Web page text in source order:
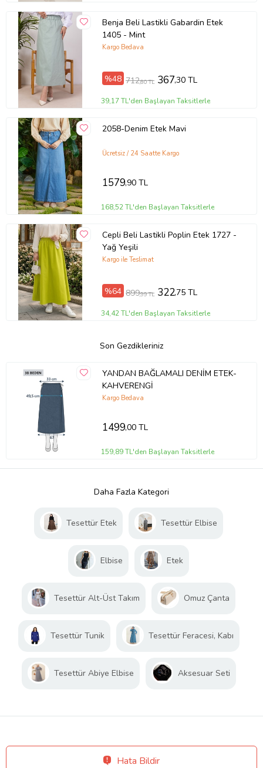
Benja Beli Lastikli Gabardin Etek
1405 - Mint
Kargo Bedava
%48 712,80 TL 367,30 TL
39,17 TL'den Başlayan Taksitlerle
2058-Denim Etek Mavi
Ücretsiz / 24 Saatte Kargo
1579,90 TL
168,52 TL'den Başlayan Taksitlerle
Cepli Beli Lastikli Poplin Etek 1727 -
Yağ Yeşili
Kargo ile Teslimat
%64 899,99 TL 322,75 TL
34,42 TL'den Başlayan Taksitlerle
Son Gezdikleriniz
YANDAN BAĞLAMALI DENİM ETEK-
KAHVERENGİ
Kargo Bedava
1499,00 TL
159,89 TL'den Başlayan Taksitlerle
Daha Fazla Kategori
Tesettür Etek Tesettür Elbise
Elbise Etek
Tesettür Alt-Üst Takım Omuz Çanta
Tesettür Tunik Tesettür Feracesi, Kabı
Tesettür Abiye Elbise Aksesuar Seti
Hata Bildir